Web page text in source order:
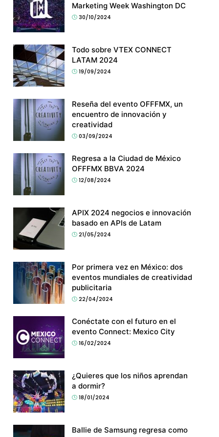
Marketing Week Washington DC
30/10/2024
Todo sobre VTEX CONNECT
LATAM 2024
19/09/2024
Reseña del evento OFFFMX, un
encuentro de innovación y
creatividad
03/09/2024
Regresa a la Ciudad de México
OFFFMX BBVA 2024
12/08/2024
APIX 2024 negocios e innovación
basado en APIs de Latam
21/05/2024
Por primera vez en México: dos
eventos mundiales de creatividad
publicitaria
22/04/2024
Conéctate con el futuro en el
evento Connect: Mexico City
16/02/2024
¿Quieres que los niños aprendan
a dormir?
18/01/2024
Ballie de Samsung regresa como